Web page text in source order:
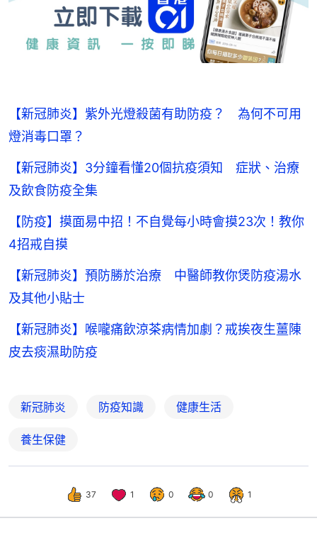
【新冠肺炎】紫外光燈殺菌有助防疫？ 為何不可用
燈消毒口罩？
【新冠肺炎】3分鐘看懂20個抗疫須知 症狀、治療
及飲食防疫全集
【防疫】摸面易中招！不自覺每小時會摸23次！教你
4招戒自摸
【新冠肺炎】預防勝於治療 中醫師教你煲防疫湯水
及其他小貼士
【新冠肺炎】喉嚨痛飲涼茶病情加劇？戒挨夜生薑陳
皮去痰濕助防疫
新冠肺炎 防疫知識 健康生活
養生保健
37 1 0 0 1